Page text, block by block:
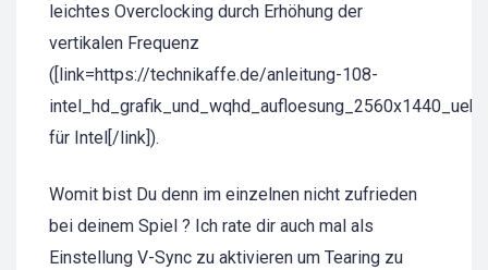
leichtes Overclocking durch Erhöhung der
vertikalen Frequenz
([link=https://technikaffe.de/anleitung-108-
für Intel[/link]).
Womit bist Du denn im einzelnen nicht zufrieden
bei deinem Spiel ? Ich rate dir auch mal als
Einstellung V-Sync zu aktivieren um Tearing zu